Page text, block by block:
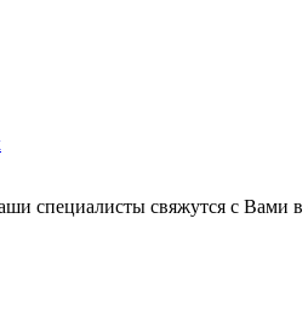
специалисты свяжутся с Вами